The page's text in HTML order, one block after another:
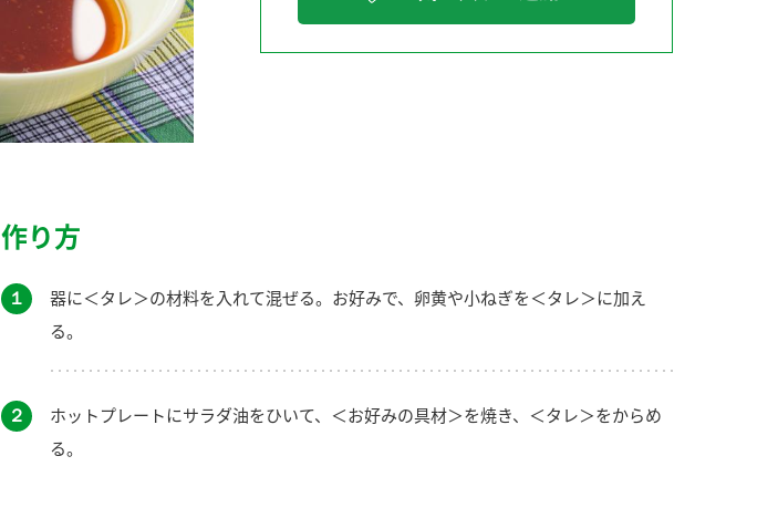
作り方
１
器に＜タレ＞の材料を入れて混ぜる。お好みで、卵黄や小ねぎを＜タレ＞に加え
る。
２
ホットプレートにサラダ油をひいて、＜お好みの具材＞を焼き、＜タレ＞をからめ
る。